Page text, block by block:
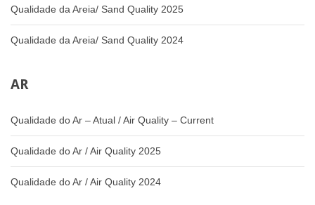
Qualidade da Areia/ Sand Quality 2025
Qualidade da Areia/ Sand Quality 2024
AR
Qualidade do Ar – Atual / Air Quality – Current
Qualidade do Ar / Air Quality 2025
Qualidade do Ar / Air Quality 2024